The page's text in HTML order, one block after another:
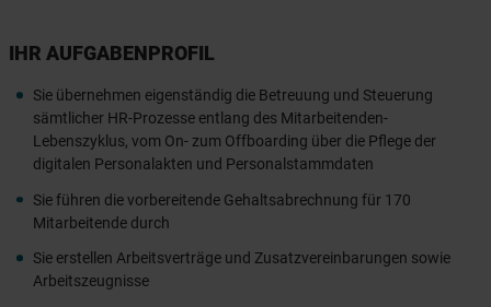
IHR AUFGABENPROFIL
Sie übernehmen eigenständig die Betreuung und Steuerung
sämtlicher HR-Prozesse entlang des Mitarbeitenden-
Lebenszyklus, vom On- zum Offboarding über die Pflege der
digitalen Personalakten und Personalstammdaten
Sie führen die vorbereitende Gehaltsabrechnung für 170
Mitarbeitende durch
Sie erstellen Arbeitsverträge und Zusatzvereinbarungen sowie
Arbeitszeugnisse